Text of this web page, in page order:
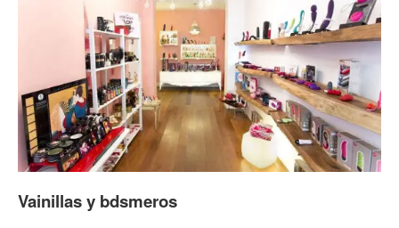
Vainillas y bdsmeros